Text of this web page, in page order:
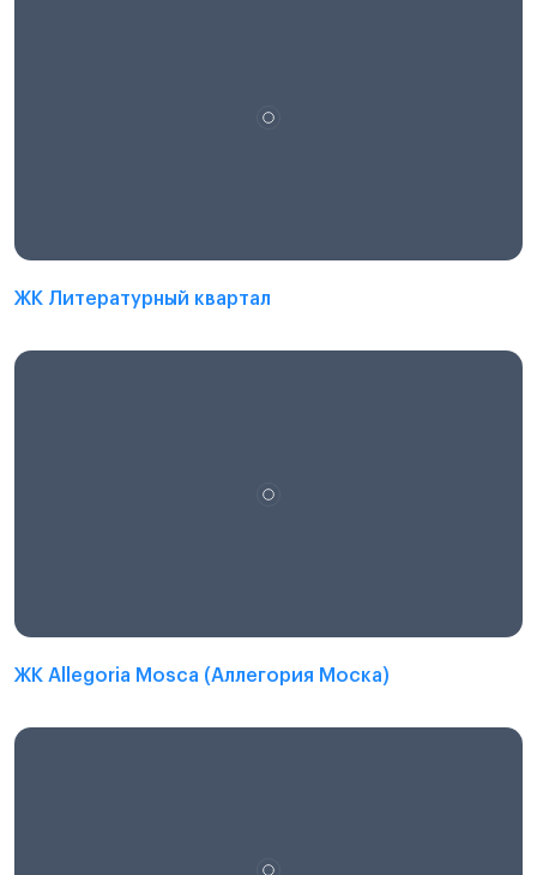
ЖК Литературный квартал
ЖК Allegoria Mosca (Аллегория Моска)